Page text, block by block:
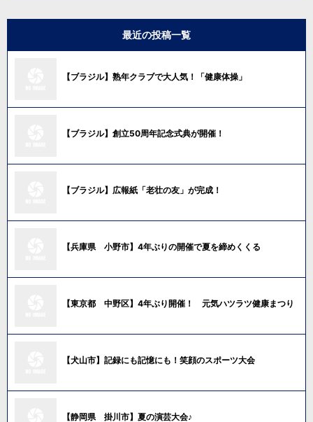
最近の投稿一覧
【ブラジル】熟年クラブで大人気！「健康体操」
【ブラジル】創立50周年記念式典が開催！
【ブラジル】広報紙「老壮の友」が完成！
【兵庫県 小野市】4年ぶりの開催で夏を締めくくる
【東京都 中野区】4年ぶり開催！ 元気ハツラツ健康まつり
【犬山市】記録にも記憶にも！笑顔のスポーツ大会
【静岡県 掛川市】夏の演芸大会♪